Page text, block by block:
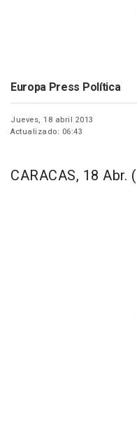
Europa Press Política
Jueves, 18 abril 2013
Actualizado: 06:43
CARACAS, 18 Abr.